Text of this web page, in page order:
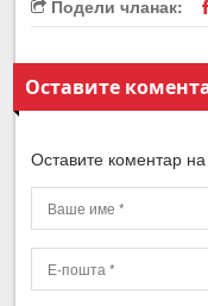
Подели чланак:
Оставите
Оставите коментар